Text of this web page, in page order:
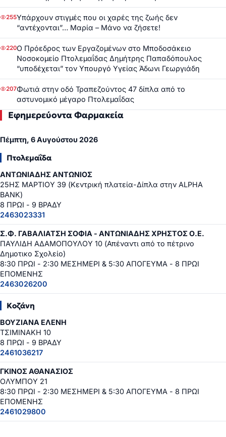
255Υπάρχουν στιγμές που οι χαρές της ζωής δεν
“αντέχονται”… Μαρία – Μάνο να ζήσετε!
220Ο Πρόεδρος των Εργαζομένων στο Μποδοσάκειο
Νοσοκομείο Πτολεμαΐδας Δημήτρης Παπαδόπουλος
“υποδέχεται” τον Υπουργό Υγείας Άδωνι Γεωργιάδη
207Φωτιά στην οδό Τραπεζούντος 47 δίπλα από το
αστυνομικό μέγαρο Πτολεμαΐδας
Εφημερεύοντα Φαρμακεία
Πέμπτη, 6 Αυγούστου 2026
Πτολεμαΐδα
ΑΝΤΩΝΙΑΔΗΣ ΑΝΤΩΝΙΟΣ
25ΗΣ ΜΑΡΤΙΟΥ 39 (Κεντρική πλατεία-Δίπλα στην ALPHA
BANK)
8 ΠΡΩΙ - 9 ΒΡΑΔΥ
2463023331
Σ.Φ. ΓΑΒΑΛΙΑΤΣΗ ΣΟΦΙΑ - ΑΝΤΩΝΙΑΔΗΣ ΧΡΗΣΤΟΣ Ο.Ε.
ΠΑΥΛΙΔΗ ΑΔΑΜΟΠΟΥΛΟΥ 10 (Απέναντι από το πέτρινο
Δημοτικο Σχολείο)
8:30 ΠΡΩΙ - 2:30 ΜΕΣΗΜΕΡΙ & 5:30 ΑΠΟΓΕΥΜΑ - 8 ΠΡΩΙ
ΕΠΟΜΕΝΗΣ
2463026200
Κοζάνη
ΒΟΥΖΙΑΝΑ ΕΛΕΝΗ
ΤΣΙΜΙΝΑΚΗ 10
8 ΠΡΩΙ - 9 ΒΡΑΔΥ
2461036217
ΓΚΙΝΟΣ ΑΘΑΝΑΣΙΟΣ
ΟΛΥΜΠΟΥ 21
8:30 ΠΡΩΙ - 2:30 ΜΕΣΗΜΕΡΙ & 5:30 ΑΠΟΓΕΥΜΑ - 8 ΠΡΩΙ
ΕΠΟΜΕΝΗΣ
2461029800